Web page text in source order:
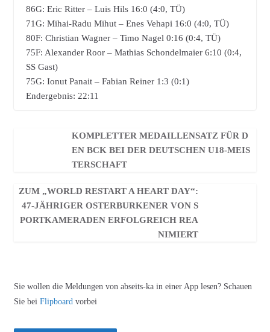
86G: Eric Ritter – Luis Hils 16:0 (4:0, TÜ)
71G: Mihai-Radu Mihut – Enes Vehapi 16:0 (4:0, TÜ)
80F: Christian Wagner – Timo Nagel 0:16 (0:4, TÜ)
75F: Alexander Roor – Mathias Schondelmaier 6:10 (0:4,
SS Gast)
75G: Ionut Panait – Fabian Reiner 1:3 (0:1)
Endergebnis: 22:11
KOMPLETTER MEDAILLENSATZ FÜR D
EN BCK BEI DER DEUTSCHEN U18-MEIS
TERSCHAFT
ZUM „WORLD RESTART A HEART DAY“:
47-JÄHRIGER OSTERBURKENER VON S
PORTKAMERADEN ERFOLGREICH REA
NIMIERT
Sie wollen die Meldungen von abseits-ka in einer App lesen? Schauen
Sie bei Flipboard vorbei